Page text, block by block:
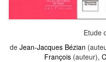
Etude
de Jean-Jacques Bézian
François (auteur),